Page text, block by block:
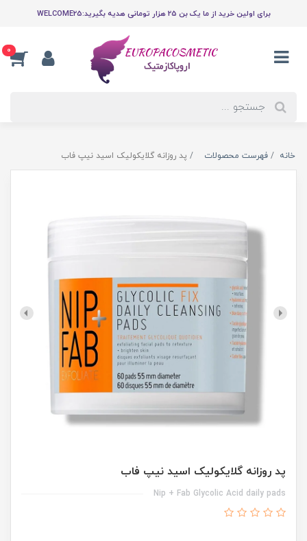
برای اولین خرید از ما یک بن 25 هزار تومانی هدیه بگیرید:WELCOME25
0
خانه فهرست محصولات پد روزانه گلایکولیک اسید نیپ فاب
پد روزانه گلایکولیک اسید نیپ فاب
Nip + Fab Glycolic Acid daily pads